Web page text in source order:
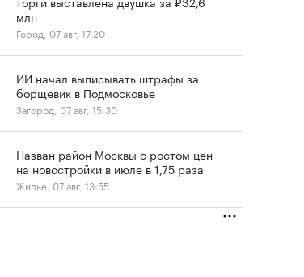
млн
Город, 07 авг, 17:20
ИИ начал выписывать штрафы за
борщевик в Подмосковье
Загород, 07 авг, 15:30
Назван район Москвы с ростом цен
на новостройки в июле в 1,75 раза
Жилье, 07 авг, 13:55